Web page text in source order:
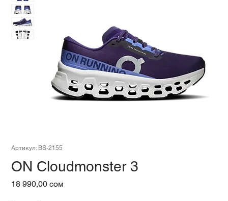
Артикул: BS-2155
ON Cloudmonster 3
18 990,00 сом